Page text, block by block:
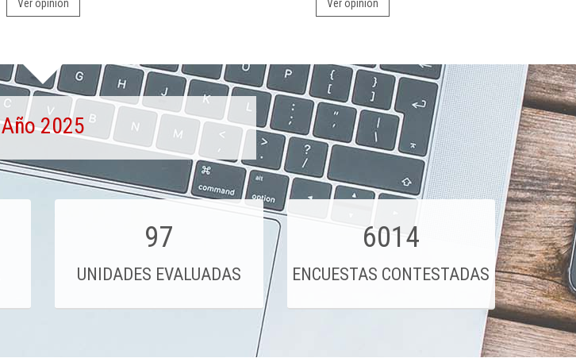
Ver opinión Ver opinión
Año 2025
97
UNIDADES EVALUADAS
6014
ENCUESTAS CONTESTADAS